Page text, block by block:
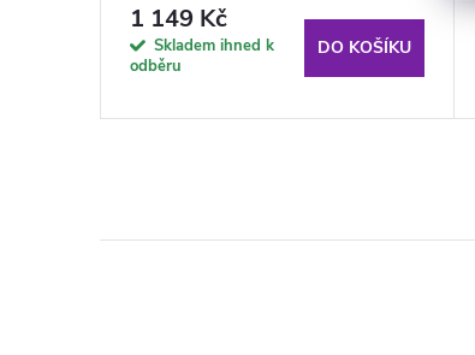
1 149 Kč
Skladem ihned k
odběru
DO KOŠÍKU